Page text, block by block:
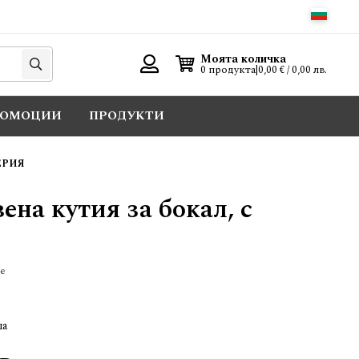
Търси
Моята количка
0 продукта|0,00 € / 0,00 лв.
ПРОДУКТИ
кутия за бокал, с